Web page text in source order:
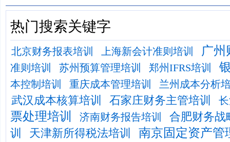
热门搜索关键字
北京财务报表培训 上海新会计准则培训 广州
准则培训 苏州预算管理培训 郑州IFRS培训
本控制培训 重庆成本管理培训 兰州成本分析
武汉成本核算培训 石家庄财务主管培训
票处理培训 济南财务报告培训
合肥财务战
训
天津新所得税法培训 南京固定资产管